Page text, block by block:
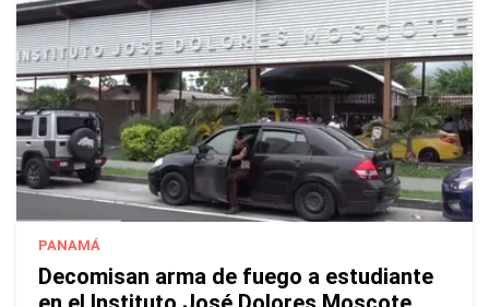
PANAMÁ
Decomisan arma de fuego a estudiante